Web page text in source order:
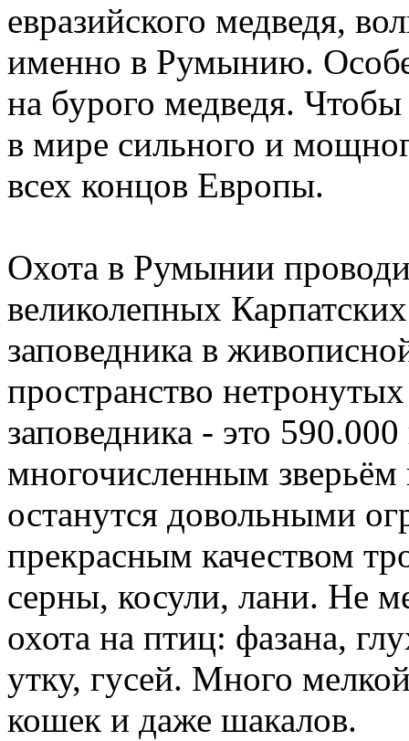
евразийского медведя,
именно в Румынию.
на бурого медведя.
в мире сильного и
всех концов Европы.
Охота в Румынии
великолепных
заповедника в
пространство
заповедника - это
многочисленным
останутся довольными
прекрасным качеством
серны, косули, лани. Не
охота на птиц: фазана,
утку, гусей. Много
кошек и даже шакалов.